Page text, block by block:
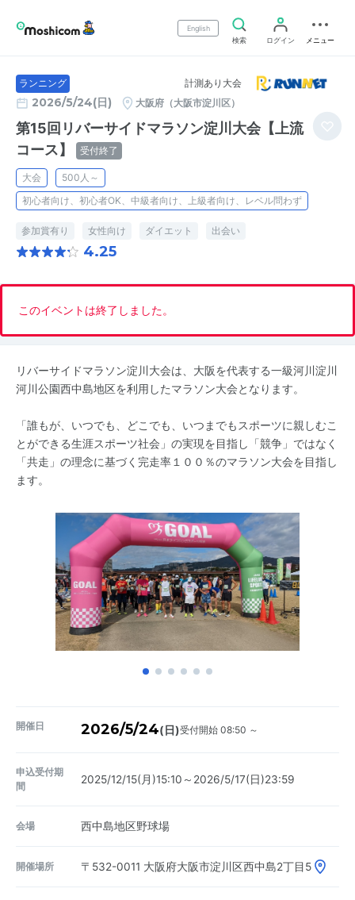
English
検索
ログイン メニュー
ランニング 計測あり大会
2026/5/24(日) 大阪府（大阪市淀川区）
第15回リバーサイドマラソン淀川大会【上流
コース】
受付終了
大会
500人～
初心者向け、初心者OK、中級者向け、上級者向け、レベル問わず
参加賞有り 女性向け ダイエット 出会い
4.25
このイベントは終了しました。
リバーサイドマラソン淀川大会は、大阪を代表する一級河川淀川
河川公園西中島地区を利用したマラソン大会となります。
「誰もが、いつでも、どこでも、いつまでもスポーツに親しむこ
とができる生涯スポーツ社会」の実現を目指し「競争」ではなく
「共走」の理念に基づく完走率１００％のマラソン大会を目指し
ます。
開催日 2026/5/24(日)受付開始 08:50 ～
申込受付期
間
2025/12/15(月)15:10～2026/5/17(日)23:59
会場 西中島地区野球場
開催場所 〒532-0011 大阪府大阪市淀川区西中島2丁目5